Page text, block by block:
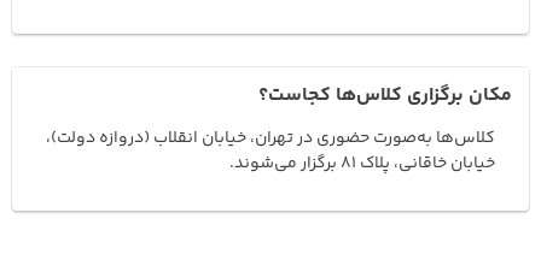
مکان برگزاری کلاس‌ها کجاست؟
کلاس‌ها به‌صورت حضوری در تهران، خیابان انقلاب (دروازه دولت)،
خیابان خاقانی، پلاک 81 برگزار می‌شوند.